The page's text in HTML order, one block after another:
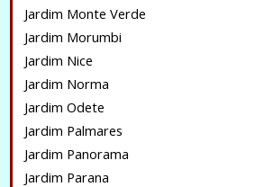
Jardim Monte Verde
Jardim Morumbi
Jardim Nice
Jardim Norma
Jardim Odete
Jardim Palmares
Jardim Panorama
Jardim Parana